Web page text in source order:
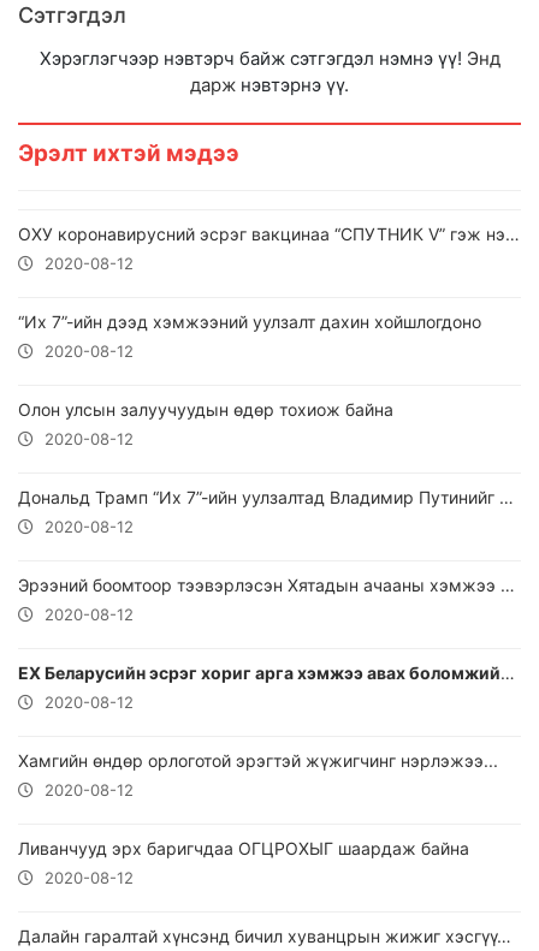
Сэтгэгдэл
Хэрэглэгчээр нэвтэрч байж сэтгэгдэл нэмнэ үү! Энд
дарж нэвтэрнэ үү.
Эрэлт ихтэй мэдээ
ОХУ коронавирусний эсрэг вакцинаа “СПУТНИК V” гэж нэрлэв
2020-08-12
“Их 7”-ийн дээд хэмжээний уулзалт дахин хойшлогдоно
2020-08-12
Олон улсын залуучуудын өдөр тохиож байна
2020-08-12
Дональд Трамп “Их 7”-ийн уулзалтад Владимир Путинийг урина
2020-08-12
Эрээний боомтоор тээвэрлэсэн Хятадын ачааны хэмжээ нэмэгджээ
2020-08-12
ЕХ Беларусийн эсрэг хориг арга хэмжээ авах боломжийг судалж байна
2020-08-12
Хамгийн өндөр орлоготой эрэгтэй жүжигчинг нэрлэжээ...
2020-08-12
Ливанчууд эрх баригчдаа ОГЦРОХЫГ шаардаж байна
2020-08-12
Далайн гаралтай хүнсэнд бичил хуванцрын жижиг хэсгүүд илэрч байна